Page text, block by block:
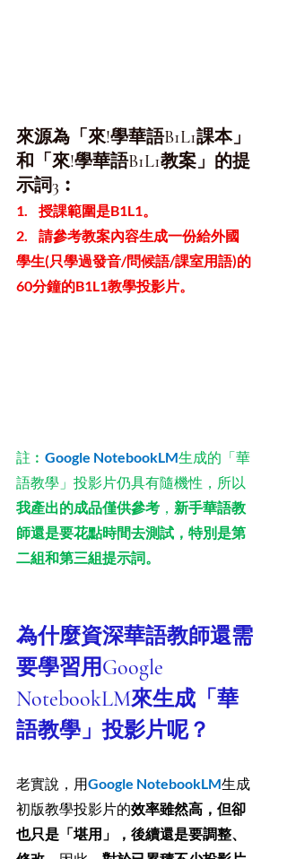
來源為「來!學華語B1L1課本」
和「來!學華語B1L1教案」的提
示詞3︰
1.    授課範圍是B1L1。
2.    請參考教案內容生成一份給外國
學生(只學過發音/問候語/課室用語)的
60分鐘的B1L1教學投影片。
註︰ Google NotebookLM生成的「華
語教學」投影片仍具有隨機性，所以
我產出的成品僅供參考 ， 新手華語教
師還是要花點時間去測試，特別是第
二組和第三組提示詞。
為什麼資深華語教師還需
要學習用Google
NotebookLM來生成「華
語教學」投影片呢？
老實說，用Google NotebookLM生成
初版教學投影片的效率雖然高，但卻
也只是「堪用」，後續還是要調整、